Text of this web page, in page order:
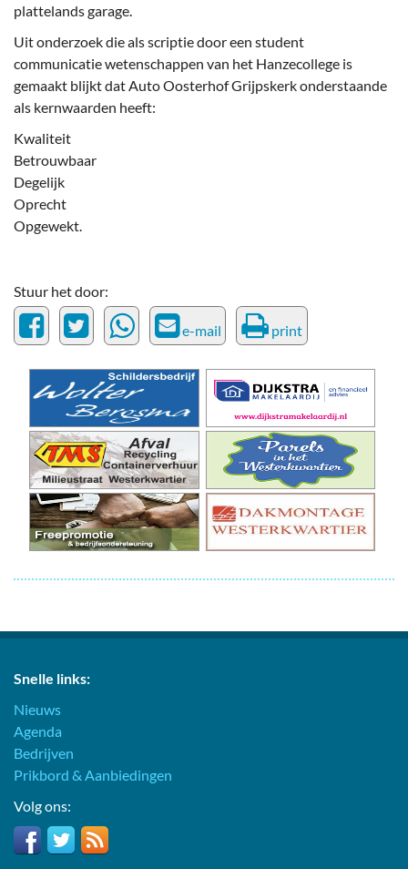
plattelands garage.
Uit onderzoek die als scriptie door een student
communicatie wetenschappen van het Hanzecollege is
gemaakt blijkt dat Auto Oosterhof Grijpskerk onderstaande
als kernwaarden heeft:
Kwaliteit
Betrouwbaar
Degelijk
Oprecht
Opgewekt.
Stuur het door:
e-mail print
Snelle links:
Nieuws
Agenda
Bedrijven
Prikbord & Aanbiedingen
Volg ons: